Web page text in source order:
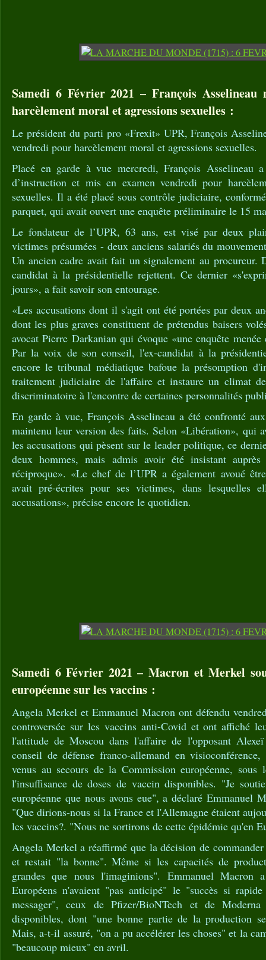
Samedi 6 Février 2021 – François Asselineau
harcèlement moral et agressions sexuelles :
Le président du parti pro «Frexit» UPR, François
vendredi pour harcèlement moral et agressions sexuelles.
Placé en garde à vue mercredi, François Asselineau
d’instruction et mis en examen vendredi pour
sexuelles. Il a été placé sous contrôle judiciaire,
parquet, qui avait ouvert une enquête préliminaire le 15
Le fondateur de l’UPR, 63 ans, est visé par deux
victimes présumées - deux anciens salariés du
Un ancien cadre avait fait un signalement au procureur.
candidat à la présidentielle rejettent. Ce dernier
jours», a fait savoir son entourage.
«Les accusations dont il s'agit ont été portées par deux
dont les plus graves constituent de prétendus baisers
avocat Pierre Darkanian qui évoque «une enquête
Par la voix de son conseil, l'ex-candidat à la
encore le tribunal médiatique bafoue la présomption
traitement judiciaire de l'affaire et instaure un climat
discriminatoire à l'encontre de certaines personnalités
En garde à vue, François Asselineau a été confronté
maintenu leur version des faits. Selon «Libération», qui
les accusations qui pèsent sur le leader politique, ce
deux hommes, mais admis avoir été insistant auprès
réciproque». «Le chef de l’UPR a également avoué
avait pré-écrites pour ses victimes, dans lesquelles
accusations», précise encore le quotidien.
Samedi 6 Février 2021 – Macron et Merkel
européenne sur les vaccins :
Angela Merkel et Emmanuel Macron ont défendu
controversée sur les vaccins anti-Covid et ont affiché
l'attitude de Moscou dans l'affaire de l'opposant
conseil de défense franco-allemand en
venus au secours de la Commission européenne,
l'insuffisance de doses de vaccin disponibles. "Je
européenne que nous avons eue", a déclaré Emmanuel
"Que dirions-nous si la France et l'Allemagne étaient
les vaccins?. "Nous ne sortirons de cette épidémie qu'en
Angela Merkel a réaffirmé que la décision de commander
et restait "la bonne". Même si les capacités de
grandes que nous l'imaginions". Emmanuel Macron
Européens n'avaient "pas anticipé" le "succès si
messager", ceux de Pfizer/BioNTech et de
disponibles, dont "une bonne partie de la production
Mais, a-t-il assuré, "on a pu accélérer les choses" et la
"beaucoup mieux" en avril.